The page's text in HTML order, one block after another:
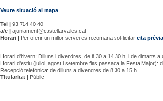
Veure situació al mapa
Tel | 93 714 40 40
a/e | ajuntament@castellarvalles.cat
Horari | Per oferir un millor servei es recomana sol·licitar cita prèvia
Horari d'hivern: Dilluns i divendres, de 8.30 a 14.30 h, i de dimarts a
Horari d'estiu (juliol, agost i setembre fins passada la Festa Major):
Recepció telefònica: de dilluns a divendres de 8.30 a 15 h.
Titularitat | Públic